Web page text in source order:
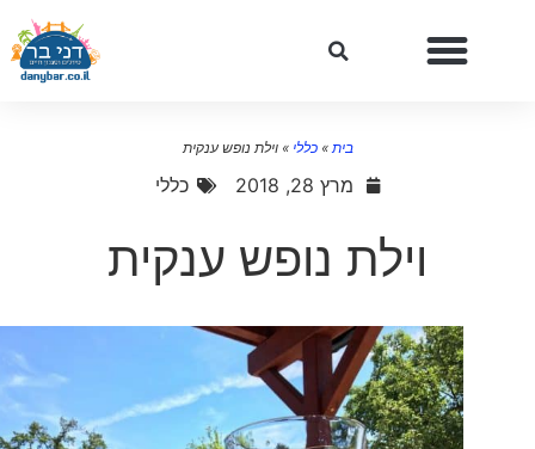
»כללי»וילת נופש ענקית
מרץ 28, 2018 כללי
וילת נופש ענקית